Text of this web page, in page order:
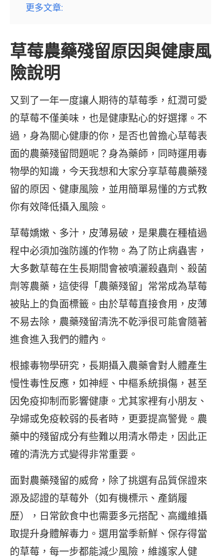
更多文章:
草莓農藥殘留原因與健康風
險說明
又到了一年一度讓人期待的草莓季，紅潤可愛
的草莓不僅美味，也是健康點心的好選擇。不
過，身為關心健康的你，是否也曾擔心草莓表
面的農藥殘留問題呢？身為藥師，同時運用毒
物學的知識，今天我想和大家分享草莓農藥殘
留的原因、健康風險，並用簡單易懂的方式教
你有效降低攝入風險。
草莓嬌嫩、多汁，皮薄易破，是果農在種植過
程中必須加強防護的作物。為了防止病蟲害，
大多數草莓在生長期間會被噴灑殺蟲劑、殺菌
劑等農藥，這使得「農藥殘留」常常成為草莓
被貼上的負面標籤。由於草莓直接食用，皮薄
不易去除，農藥殘留清洗不乾淨很可能會隨著
進食進入我們的體內。
根據毒物學研究，長期攝入農藥會對人體產生
慢性毒性反應，如神經、中樞系統損傷，甚至
因免疫抑制而影響健康。尤其家裡有小朋友、
孕婦或免疫較弱的長者時，更要提高警覺。農
藥中的殘留成分有些難以用清水帶走，因此正
確的清洗方式變得非常重要。
面對農藥殘留的威脅，除了挑選有品質保證來
源及認證的草莓外（如有機標示、產銷履
歷），日常飲食中也需要多元搭配、高纖維攝
取提升身體解毒力。選用當季新鮮、保存得當
的草莓，每一步都能減少風險，維護家人健